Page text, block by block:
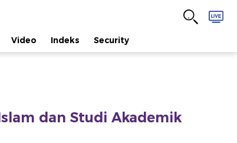
Video Indeks Security
dan Studi Akademik